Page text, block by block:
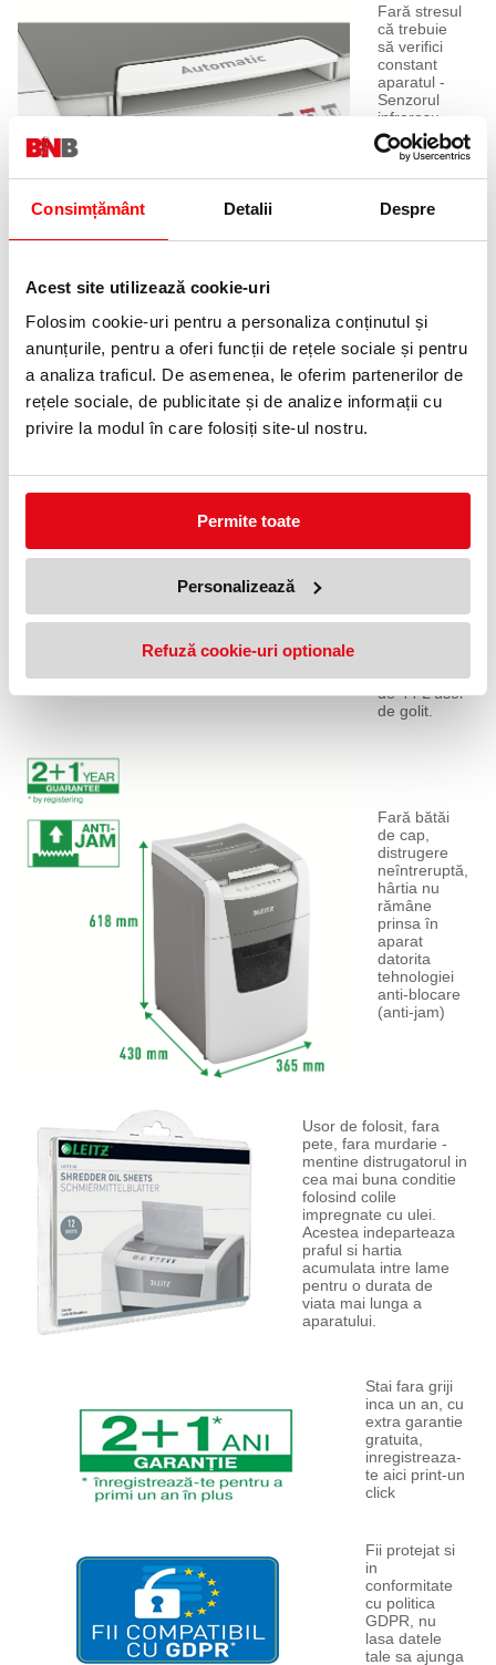
Consimțământ Detalii Despre
Acest site utilizează cookie-uri
Folosim cookie-uri pentru a personaliza conținutul și
anunțurile, pentru a oferi funcții de rețele sociale și pentru
a analiza traficul. De asemenea, le oferim partenerilor de
rețele sociale, de publicitate și de analize informații cu
privire la modul în care folosiți site-ul nostru.
Permite toate
Personalizează
Refuză cookie-uri optionale
Fară stresul
că trebuie
să verifici
constant
aparatul -
Senzorul
infraroșu,
alertează
când coșul
mizerie!
Noua
tehnologie
de revers a
cuțitelor
ajută să nu
tocată, în
momentul
Poti distruge
Acestea
intr-un cos
de 44 L usor
de golit.
Fară bătăi
de cap,
distrugere
neîntreruptă,
hârtia nu
rămâne
prinsa în
aparat
datorita
tehnologiei
anti-blocare
(anti-jam)
Usor de folosit, fara
pete, fara murdarie -
mentine distrugatorul in
cea mai buna conditie
folosind colile
impregnate cu ulei.
Acestea indeparteaza
praful si hartia
acumulata intre lame
pentru o durata de
viata mai lunga a
aparatului.
Stai fara griji
inca un an, cu
extra garantie
gratuita,
inregistreaza-
te aici print-un
click
Fii protejat si
in
conformitate
cu politica
GDPR, nu
lasa datele
tale sa ajunga